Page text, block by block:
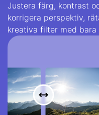
Justera färg, kontrast
korrigera perspektiv,
kreativa filter med bara